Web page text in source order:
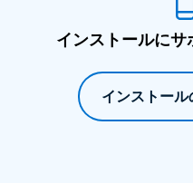
インストールにサ
インストー